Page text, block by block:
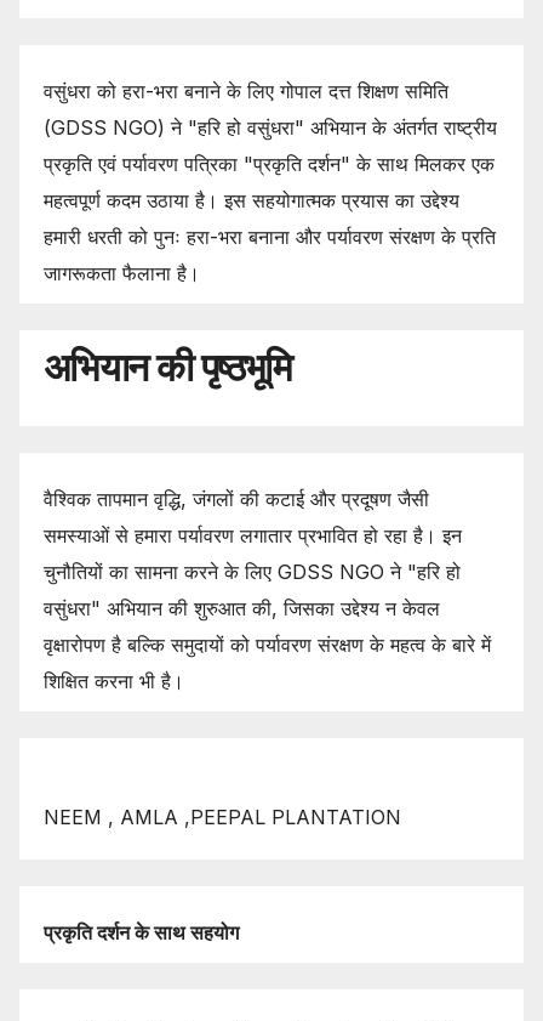
वसुंधरा को हरा-भरा बनाने के लिए गोपाल दत्त शिक्षण समिति
(GDSS NGO) ने "हरि हो वसुंधरा" अभियान के अंतर्गत राष्ट्रीय
प्रकृति एवं पर्यावरण पत्रिका "प्रकृति दर्शन" के साथ मिलकर एक
महत्वपूर्ण कदम उठाया है। इस सहयोगात्मक प्रयास का उद्देश्य
हमारी धरती को पुनः हरा-भरा बनाना और पर्यावरण संरक्षण के प्रति
जागरूकता फैलाना है।
अभियान की पृष्ठभूमि
वैश्विक तापमान वृद्धि, जंगलों की कटाई और प्रदूषण जैसी
समस्याओं से हमारा पर्यावरण लगातार प्रभावित हो रहा है। इन
चुनौतियों का सामना करने के लिए GDSS NGO ने "हरि हो
वसुंधरा" अभियान की शुरुआत की, जिसका उद्देश्य न केवल
वृक्षारोपण है बल्कि समुदायों को पर्यावरण संरक्षण के महत्व के बारे में
शिक्षित करना भी है।
NEEM , AMLA ,PEEPAL PLANTATION
प्रकृतिदर्शनकेसाथसहयोग